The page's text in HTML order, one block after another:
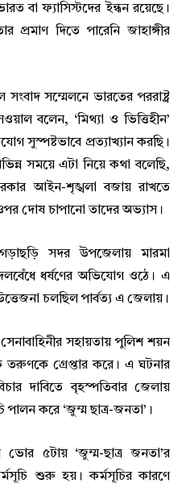
বা ফ্যাসিস্টদের ইন্ধন রয়েছে।
দিতে পারেনি জাহাঙ্গীর
সম্মেলনে ভারতের পররাষ্ট্র
বলেন, ‘মিথ্যা ও ভিত্তিহীন’
সুস্পষ্টভাবে প্রত্যাখ্যান করছি।
সময়ে এটা নিয়ে কথা বলেছি,
সরকার আইন-শৃঙ্খলা বজায় রাখতে
দোষ চাপানো তাদের অভ্যাস।
সদর উপজেলায় মারমা
ধর্ষণের অভিযোগ ওঠে। এ
চলছিল পার্বত্য এ জেলায়।
সহায়তায় পুলিশ শয়ন
গ্রেপ্তার করে। এ ঘটনার
দাবিতে বৃহস্পতিবার জেলায়
করে ‘জুম্ম ছাত্র-জনতা’।
ভোর ৫টায় ‘জুম্ম-ছাত্র জনতা’র
শুরু হয়। কর্মসূচির কারণে